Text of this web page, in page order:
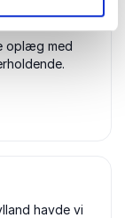
oplæg med
havde vi